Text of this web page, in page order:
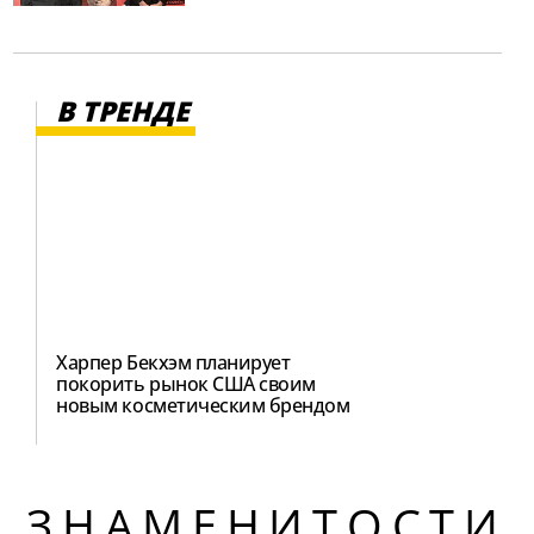
В ТРЕНДЕ
Харпер Бекхэм планирует
покорить рынок США своим
новым косметическим брендом